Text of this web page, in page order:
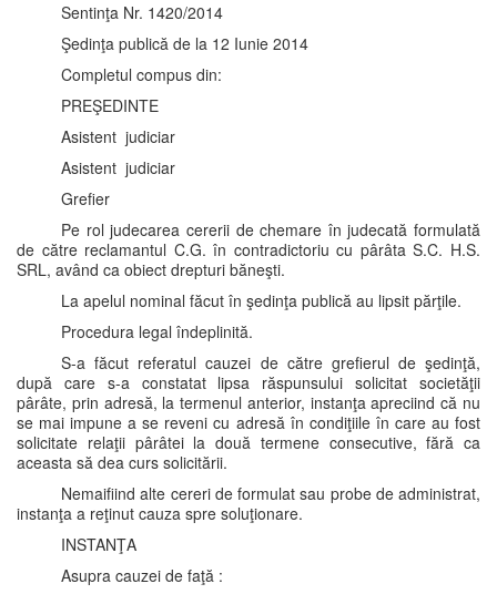
Sentinţa Nr. 1420/2014
Şedinţa publică de la 12 Iunie 2014
Completul compus din:
PREŞEDINTE
Asistent judiciar
Asistent judiciar
Grefier
Pe rol judecarea cererii de chemare în judecată formulată
de către reclamantul C.G. în contradictoriu cu pârâta S.C. H.S.
SRL, având ca obiect drepturi băneşti.
La apelul nominal făcut în şedinţa publică au lipsit părţile.
Procedura legal îndeplinită.
S-a făcut referatul cauzei de către grefierul de şedinţă,
după care s-a constatat lipsa răspunsului solicitat societăţii
pârâte, prin adresă, la termenul anterior, instanţa apreciind că nu
se mai impune a se reveni cu adresă în condiţiile în care au fost
solicitate relaţii pârâtei la două termene consecutive, fără ca
aceasta să dea curs solicitării.
Nemaifiind alte cereri de formulat sau probe de administrat,
instanţa a reţinut cauza spre soluţionare.
INSTANŢA
Asupra cauzei de faţă :